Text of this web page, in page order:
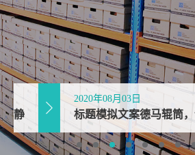
2020年08月03日
标题模拟文案德马辊筒，让输送